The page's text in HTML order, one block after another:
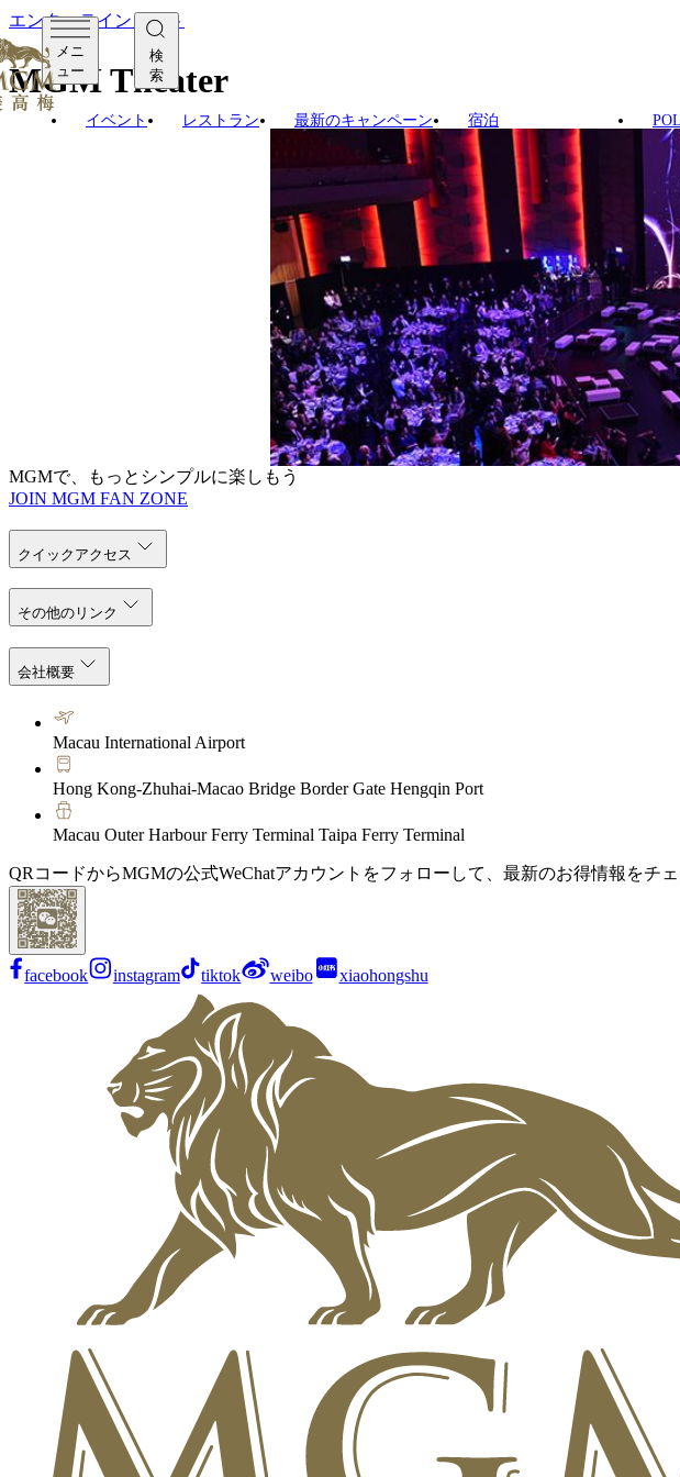
メニ
ュー
検
索
イベント レストラン 最新のキャンペーン 宿泊
エンターテインメント
MGM Theater
アジア初のダイナミックシアター「MGM Theater」
最先端の舞台技術と豊かな創造力が融合し、10種
館内には、世界最大級の屋内4K LEDスクリーン（
うな映像体験をお届けします。さらに、19.1チャ
ふれる音響が観客を包み込み、これまでにない体
約2,000席の客席は人間工学に基づいて設計されて
最高の映像と音響をお楽しみいただけます。
MGMで、もっとシンプルに楽しもう
JOIN MGM FAN ZONE
クイックアクセス
その他のリンク
会社概要
Macau International Airport
Hong Kong-Zhuhai-Macao Bridge Border Gate Hengqin Port
Macau Outer Harbour Ferry Terminal Taipa Ferry Terminal
QRコードからMGMの公式WeChatアカウントをフォローして、最新のお得情報をチェ
facebook instagram tiktok weibo xiaohongshu